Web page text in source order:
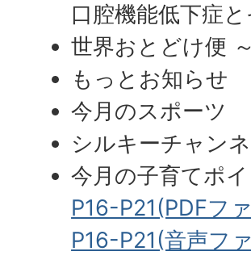
口腔機能低下症
世界おとどけ便
もっとお知らせ
今月のスポーツ
シルキーチャン
今月の子育てポ
P16-P21(PDFフ
P16-P21(音声フ